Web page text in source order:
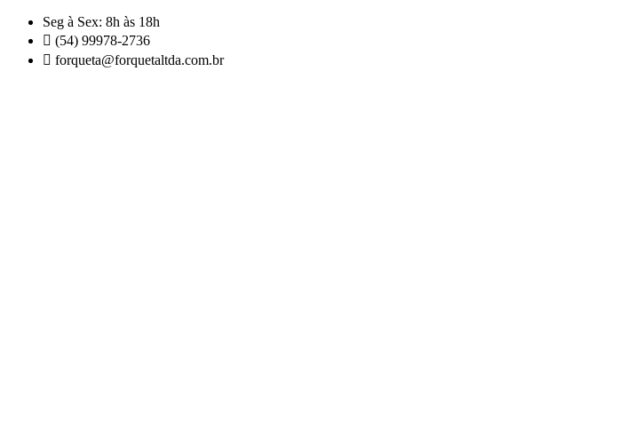
Skip
content
Seg à Sex: 8h às 18h
(54) 99978-2736
forqueta@forquetaltda.com.br